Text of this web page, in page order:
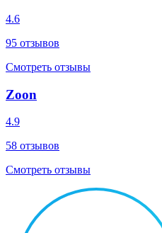
4.6
95 отзывов
Смотреть отзывы
Zoon
4.9
58 отзывов
Смотреть отзывы